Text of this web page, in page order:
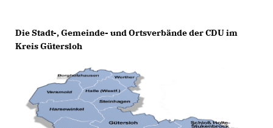
Die Stadt-, Gemeinde- und Ortsverbände der CDU im
Kreis Gütersloh